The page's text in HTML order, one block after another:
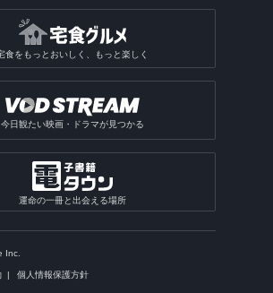
食をもっとおいしく、もっと楽しく
今日観たい映画・ドラマが見つかる
運命の一冊と出会える場所
Inc.
個人情報保護方針